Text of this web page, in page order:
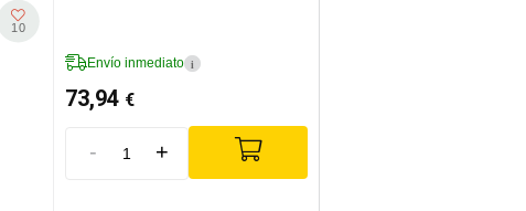
10
Envío inmediato i
73,94 €
- +